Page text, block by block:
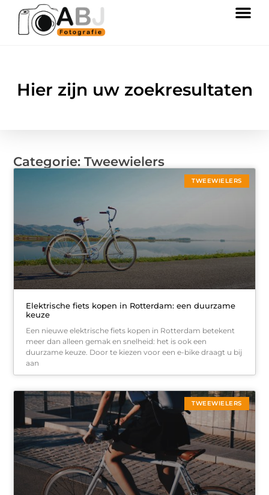
Hier zijn uw zoekresultaten
Categorie: Tweewielers
TWEEWIELERS
Elektrische fiets kopen in Rotterdam: een duurzame
keuze
Een nieuwe elektrische fiets kopen in Rotterdam betekent
meer dan alleen gemak en snelheid: het is ook een
duurzame keuze. Door te kiezen voor een e-bike draagt u bij
aan
TWEEWIELERS